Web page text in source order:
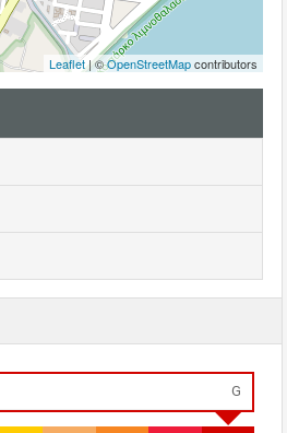
Leaflet | ©OpenStreetMapcontributors
G